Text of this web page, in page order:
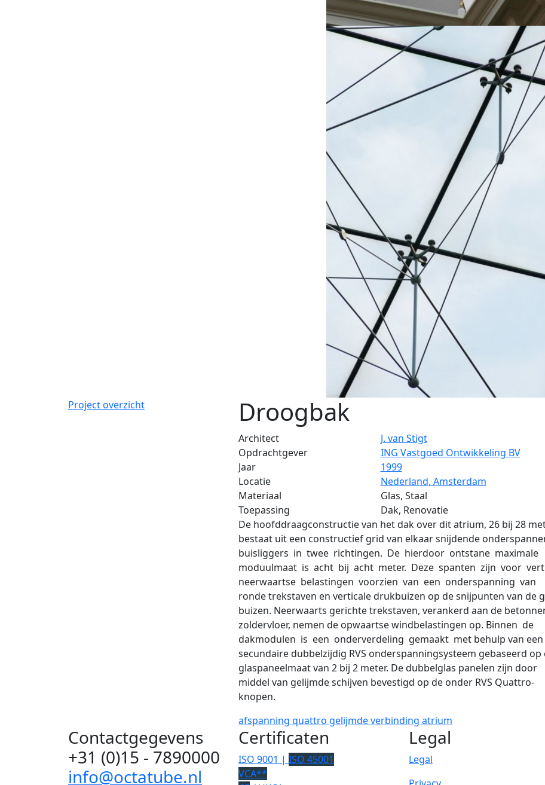
Project overzicht Droogbak
Architect
J. van Stigt
Opdrachtgever
ING Vastgoed Ontwikkeling BV
Jaar
1999
Locatie
Nederland, Amsterdam
Materiaal
Glas, Staal
Toepassing
Dak, Renovatie
De hoofddraagconstructie van het dak over dit atrium, 26 bij 28
bestaat uit een constructief grid van elkaar snijdende
buisliggers in twee richtingen. De hierdoor ontstane maximale
moduulmaat is acht bij acht meter. Deze spanten zijn voor
neerwaartse belastingen voorzien van een onderspanning van
ronde trekstaven en verticale drukbuizen op de snijpunten van de
buizen. Neerwaarts gerichte trekstaven, verankerd aan de
zoldervloer, nemen de opwaartse windbelastingen op. Binnen de
dakmodulen is een onderverdeling gemaakt met behulp van een
secundaire dubbelzijdig RVS onderspanningsysteem gebaseerd op
glaspaneelmaat van 2 bij 2 meter. De dubbelglas panelen zijn door
middel van gelijmde schijven bevestigd op de onder RVS Quattro-
knopen.
afspanning quattro gelijmde verbinding atrium
Contactgegevens
+31 (0)15 - 7890000
info@octatube.nl
Certificaten
ISO 9001 | ISO 45001
VCA**
Legal
Legal